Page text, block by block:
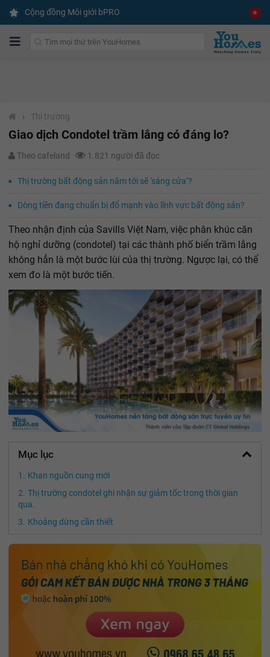
Cộng đồng Môi giới bPRO
› Thị trường
Giao dịch Condotel trầm lắng có đáng lo?
Theo cafeland 1.821 người đã đọc
Thị trường bất động sản năm tới sẽ ‘sáng cửa’?
Dòng tiền đang chuẩn bị đổ mạnh vào lĩnh vực bất động sản?
Theo nhận định của Savills Việt Nam, việc phân khúc căn
hộ nghỉ dưỡng (condotel) tại các thành phố biển trầm lắng
không hẳn là một bước lùi của thị trường. Ngược lại, có thể
xem đo là một bước tiến.
Mục lục
Khan nguồn cung mới
Thị trường condotel ghi nhận sự giảm tốc trong thời gian
qua.
Khoảng dừng cần thiết